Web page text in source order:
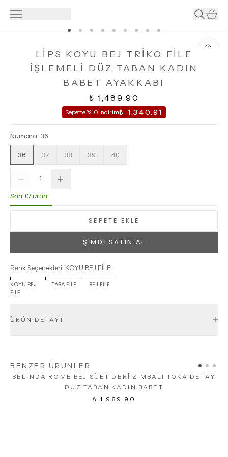
LİPS KOYU BEJ TRİKO FİLE
İŞLEMELİ DÜZ TABAN KADIN
BABET AYAKKABI
₺ 1,489.90
Sepette %10 İndirim₺ 1,340.91
Numara: 36
36
37 38 39 40
Son 10 ürün
SEPETE EKLE
ŞİMDİ SATIN AL
Renk Seçenekleri: KOYU BEJ FİLE
KOYU BEJ
FİLE
TABA FİLE BEJ FİLE
ÜRÜN DETAYI
BENZER ÜRÜNLER
BELİNDA ROME BEJ SÜET DERİ ZIMBALI TOKA DETAY
DÜZ TABAN KADIN BABET
₺ 1,969.90